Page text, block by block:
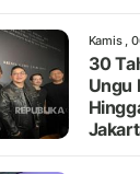
Kamis ,
30
Ungu